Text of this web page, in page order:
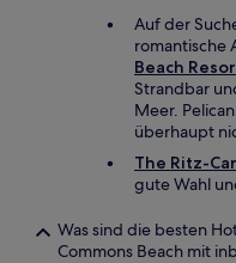
Auf der
romantische
Beach
Strandbar
Meer.
überhaupt
The Ritz-
gute Wahl
Was sind die besten
Commons Beach mit